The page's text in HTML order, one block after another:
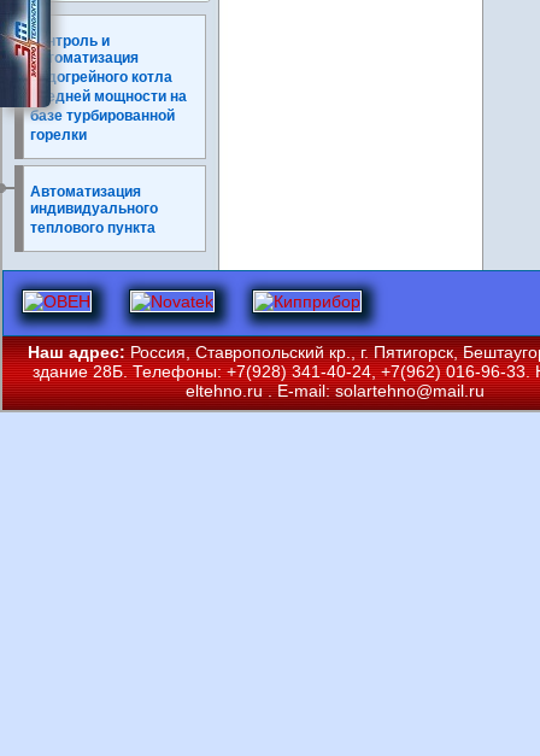
Контроль и
автоматизация
водогрейного котла
средней мощности на
базе турбированной
горелки
Автоматизация
индивидуального
теплового пункта
Наш адрес:Россия, Ставропольский кр., г. Пятигорск,
здание 28Б. Телефоны: +7(928) 341-40-24, +7(962) 016-96-33.
eltehno.ru. E-mail:solartehno@mail.ru